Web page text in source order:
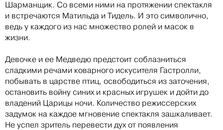
Шарманщик. Со всеми ними на протяжении спектакля
и встречаются Матильда и Тидель. И это символично,
ведь у каждого из нас множество ролей и масок в
жизни.
Девочке и ее Медведю предстоит соблазниться
сладкими речами коварного искусителя Гастролли,
побывать в царстве птиц, освободиться из заточения,
остановить войну синих и красных игрушек и дойти до
владений Царицы ночи. Количество режиссерских
задумок на каждое мгновение спектакля зашкаливает.
Не успел зритель перевести дух от появления